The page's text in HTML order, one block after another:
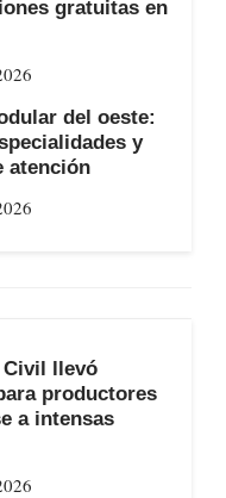
gratuitas en
del oeste:
y
atención
Civil llevó
productores
a intensas